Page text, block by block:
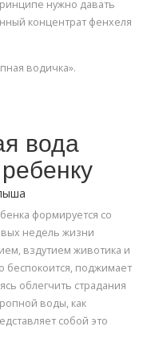
нужно давать
концентрат фенхеля
водичка».
вода
формируется со
недель жизни
вздутием животика и
беспокоится, поджимает
облегчить страдания
воды, как
собой это